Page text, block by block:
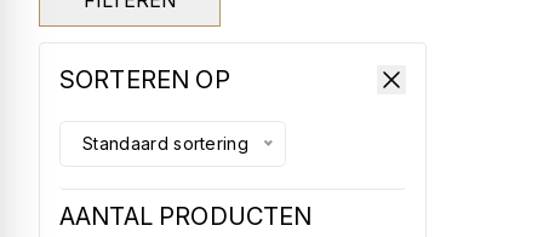
SORTEREN OP
Standaard sortering
AANTAL PRODUCTEN